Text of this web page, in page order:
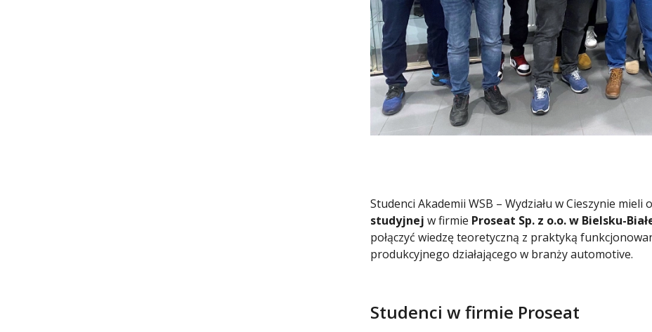
Studenci Akademii WSB – Wydziału w Cieszynie mieli
studyjnej w firmie Proseat Sp. z o.o. w Bielsku-
połączyć wiedzę teoretyczną z praktyką
produkcyjnego działającego w branży automotive.
Studenci w firmie Proseat